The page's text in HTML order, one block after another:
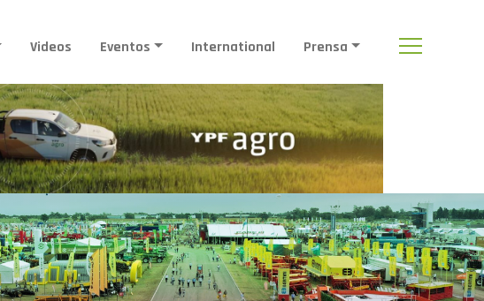
Videos Eventos International Prensa